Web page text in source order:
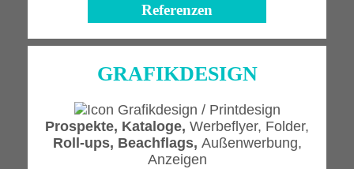
Referenzen
GRAFIKDESIGN
Prospekte, Kataloge, Werbeflyer, Folder,
Roll-ups, Beachflags, Außenwerbung,
Anzeigen